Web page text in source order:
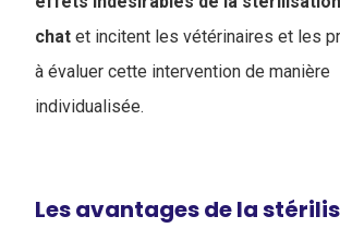
chat et incitent les vétérinaires et les
à évaluer cette intervention de manière
individualisée.
Les avantages de la